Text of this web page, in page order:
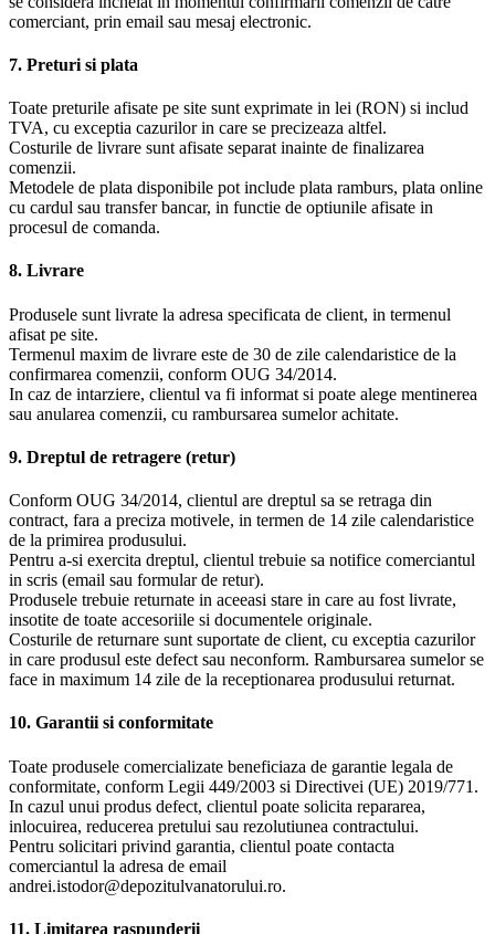
comerciant, prin email sau mesaj electronic.
7. Preturi si plata
Toate preturile afisate pe site sunt exprimate in lei (RON) si includ
TVA, cu exceptia cazurilor in care se precizeaza altfel.
Costurile de livrare sunt afisate separat inainte de finalizarea
comenzii.
Metodele de plata disponibile pot include plata ramburs, plata online
cu cardul sau transfer bancar, in functie de optiunile afisate in
procesul de comanda.
8. Livrare
Produsele sunt livrate la adresa specificata de client, in termenul
afisat pe site.
Termenul maxim de livrare este de 30 de zile calendaristice de la
confirmarea comenzii, conform OUG 34/2014.
In caz de intarziere, clientul va fi informat si poate alege mentinerea
sau anularea comenzii, cu rambursarea sumelor achitate.
9. Dreptul de retragere (retur)
Conform OUG 34/2014, clientul are dreptul sa se retraga din
contract, fara a preciza motivele, in termen de 14 zile calendaristice
de la primirea produsului.
Pentru a-si exercita dreptul, clientul trebuie sa notifice comerciantul
in scris (email sau formular de retur).
Produsele trebuie returnate in aceeasi stare in care au fost livrate,
insotite de toate accesoriile si documentele originale.
Costurile de returnare sunt suportate de client, cu exceptia cazurilor
in care produsul este defect sau neconform. Rambursarea sumelor se
face in maximum 14 zile de la receptionarea produsului returnat.
10. Garantii si conformitate
Toate produsele comercializate beneficiaza de garantie legala de
conformitate, conform Legii 449/2003 si Directivei (UE) 2019/771.
In cazul unui produs defect, clientul poate solicita repararea,
inlocuirea, reducerea pretului sau rezolutiunea contractului.
Pentru solicitari privind garantia, clientul poate contacta
comerciantul la adresa de email
andrei.istodor@depozitulvanatorului.ro.
11. Limitarea raspunderii